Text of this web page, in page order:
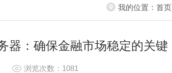
我的位置： 首页
器：确保金融市场稳定的关键
浏览次数：1081